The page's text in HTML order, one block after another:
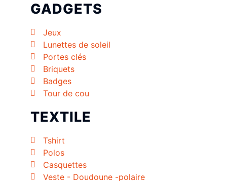
GADGETS
Jeux
Lunettes de soleil
Portes clés
Briquets
Badges
Tour de cou
TEXTILE
Tshirt
Polos
Casquettes
Veste - Doudoune -polaire